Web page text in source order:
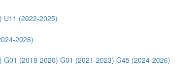
U11 (2022-2025)
2026)
G01 (2018-2020) G01 (2021-2023) G45 (2024-2026)